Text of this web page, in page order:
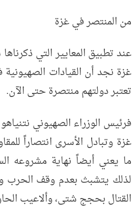
من المنتصر في غزة
عند تطبيق المعايير التي
غزة نجد أن القيادات
تعتبر دولتهم منتصرة حتى الآن.
فرئيس الوزراء الصهيوني
غزة وتبادل الأسرى انتصاراً
ما يعني أيضاً نهاية مشروعه
لذلك يتشبث بعدم وقف الحرب
القتال بحجج شتى، وألاعيب